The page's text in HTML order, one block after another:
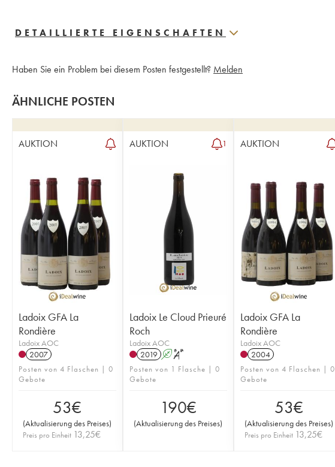
DETAILLIERTE EIGENSCHAFTEN
Haben Sie ein Problem bei diesem Posten festgestellt? Melden
ÄHNLICHE POSTEN
AUKTION
Ladoix GFA La
Rondière
Ladoix AOC
2007
Posten von 4 Flaschen | 0
Gebote
53€
(Aktualisierung des Preises)
Preis pro Einheit 13,25€
AUKTION 1
Ladoix Le Cloud Prieuré
Roch
Ladoix AOC
2019 A S
Posten von 1 Flasche | 0
Gebote
190€
(Aktualisierung des Preises)
AUKTION
Ladoix GFA La
Rondière
Ladoix AOC
2004
Posten von 4 Flaschen | 0
Gebote
53€
(Aktualisierung des Preises)
Preis pro Einheit 13,25€